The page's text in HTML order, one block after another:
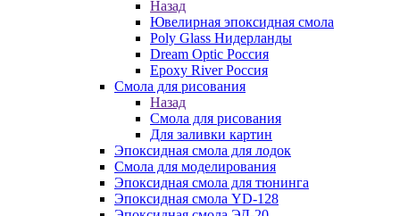
Назад
Ювелирная эпоксидная смола
Poly Glass Нидерланды
Dream Optic Россия
Epoxy River Россия
Смола для рисования
Назад
Смола для рисования
Для заливки картин
Эпоксидная смола для лодок
Смола для моделирования
Эпоксидная смола для тюнинга
Эпоксидная смола YD-128